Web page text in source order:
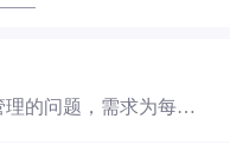
——
理的问题，需求为每日